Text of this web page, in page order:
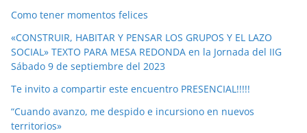
Como tener momentos felices
«CONSTRUIR, HABITAR Y PENSAR LOS GRUPOS Y EL LAZO
SOCIAL» TEXTO PARA MESA REDONDA en la Jornada del IIG
Sábado 9 de septiembre del 2023
Te invito a compartir este encuentro PRESENCIAL!!!!!
“Cuando avanzo, me despido e incursiono en nuevos
territorios»